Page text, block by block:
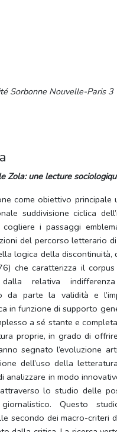
Sorbonne Nouvelle-Paris 3
Zola: une lecture
come obiettivo principale
suddivisione ciclica
i passaggi
del percorso letterario
logica della discontinuità,
che caratterizza il
dalla relativa
da parte la validità e
in funzione di supporto
a sé stante e
proprie, in grado di
segnato l’evoluzione
dell’uso della
analizzare in modo
lo studio delle
Questo
secondo dei macro-criteri